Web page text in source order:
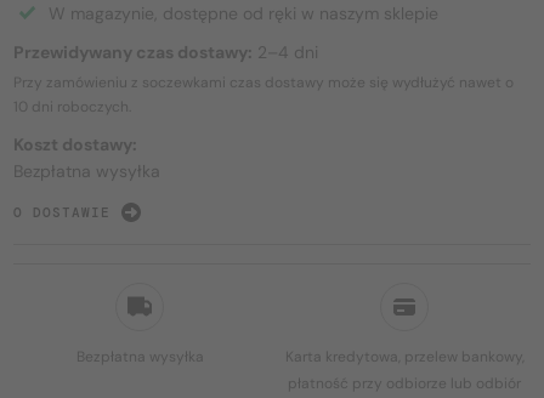
Bezpłatna wysyłka
Karta kredytowa, przelew bankowy,
płatność przy odbiorze lub odbiór
W magazynie, dostępne od ręki w naszym sklepie
Przewidywany czas dostawy: 2–4 dni
Przy zamówieniu z soczewkami czas dostawy może się wydłużyć nawet o
10 dni roboczych.
Koszt dostawy:
Bezpłatna wysyłka
O DOSTAWIE